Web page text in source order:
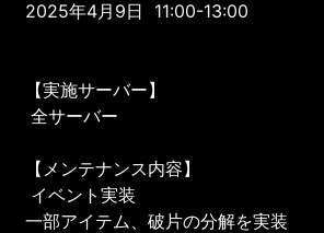
2025年4月9日 11:00-13:00
【実施サーバー】
全サーバー
【メンテナンス内容】
イベント実装
一部アイテム、破片の分解を実装